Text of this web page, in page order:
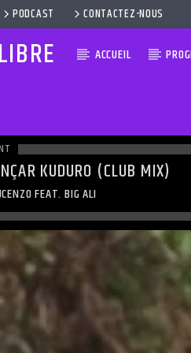
PODCAST CONTACTEZ-NOUS
ACCUEIL
KUDURO (CLUB MIX)
FEAT. BIG ALI